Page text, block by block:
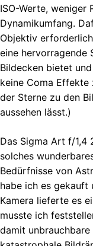
ISO-Werte, weniger
Dynamikumfang.
Objektiv
eine hervorragende
Bildecken bietet
keine Coma Effekte
der Sterne zu den
aussehen lässt.)
Das Sigma Art f/1,4
solches
Bedürfnisse von
habe ich es
Kamera lieferte es
musste ich
damit